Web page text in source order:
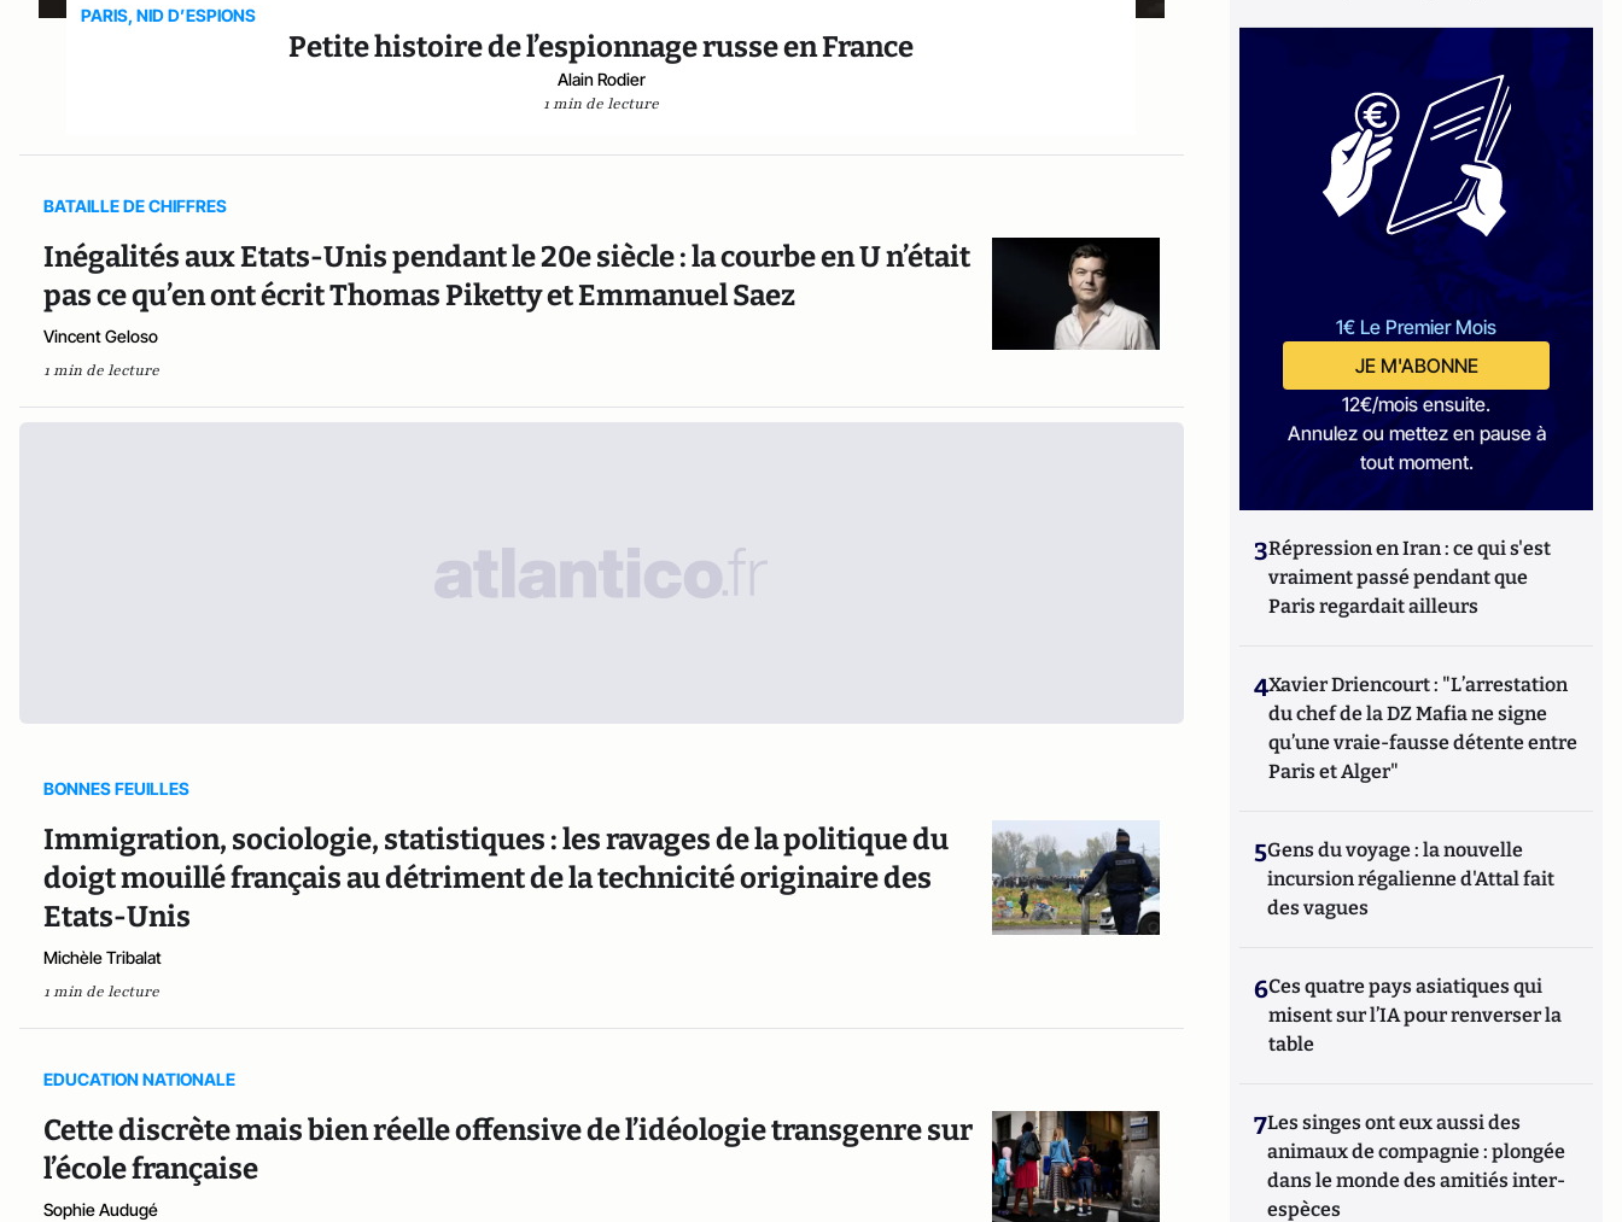
PARIS, NID D’ESPIONS
Petite histoire de l’espionnage russe en France
Alain Rodier
1 min de lecture
BATAILLE DE CHIFFRES
Inégalités aux Etats-Unis pendant le 20e siècle : la courbe en U n’était
pas ce qu’en ont écrit Thomas Piketty et Emmanuel Saez
Vincent Geloso
1 min de lecture
BONNES FEUILLES
Immigration, sociologie, statistiques : les ravages de la politique du
doigt mouillé français au détriment de la technicité originaire des
Etats-Unis
Michèle Tribalat
1 min de lecture
EDUCATION NATIONALE
Cette discrète mais bien réelle offensive de l’idéologie transgenre sur
l’école française
Sophie Audugé
1€ Le Premier Mois
JE M'ABONNE
12€/mois ensuite.
Annulez ou mettez en pause à
tout moment.
3Répression en Iran : ce qui s'est
vraiment passé pendant que
Paris regardait ailleurs
4Xavier Driencourt : "L’arrestation
du chef de la DZ Mafia ne signe
qu’une vraie-fausse détente entre
Paris et Alger"
5Gens du voyage : la nouvelle
incursion régalienne d'Attal fait
des vagues
6Ces quatre pays asiatiques qui
misent sur l’IA pour renverser la
table
7Les singes ont eux aussi des
animaux de compagnie : plongée
dans le monde des amitiés inter-
espèces